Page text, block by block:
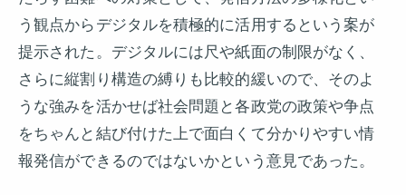
う観点からデジタルを積極的に活用するという案が
提示された。デジタルには尺や紙面の制限がなく、
さらに縦割り構造の縛りも比較的緩いので、そのよ
うな強みを活かせば社会問題と各政党の政策や争点
をちゃんと結び付けた上で面白くて分かりやすい情
報発信ができるのではないかという意見であった。